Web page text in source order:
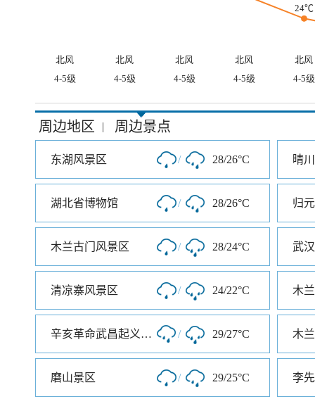
24℃
北风 北风 北风 北风
北风
4-5级
4-5级 4-5级 4-5级 4-5级
周边地区 | 周边景点
东湖风景区 / 28/26°C 晴
湖北省博物馆 / 28/26°C 归
木兰古门风景区 / 28/24°C 武
清凉寨风景区 / 24/22°C 木
辛亥革命武昌起义纪念馆 / 29/27°C 木
磨山景区 / 29/25°C 李